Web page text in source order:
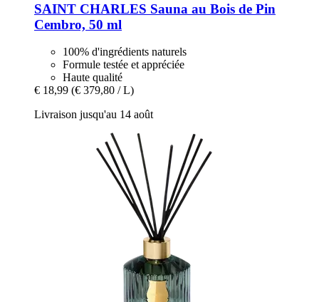
SAINT CHARLES Sauna au Bois de Pin
Cembro, 50 ml
100% d'ingrédients naturels
Formule testée et appréciée
Haute qualité
€ 18,99 (€ 379,80 / L)
Livraison jusqu'au 14 août